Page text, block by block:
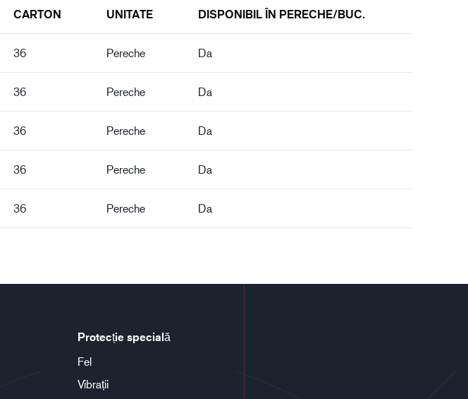
CARTON UNITATE DISPONIBIL ÎN PERECHE/BUC.
36 Pereche Da
36 Pereche Da
36 Pereche Da
36 Pereche Da
36 Pereche Da
Protecție specială
Fel
Vibrații